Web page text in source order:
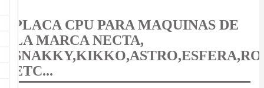
PLACA CPU ​​​​​​​PARA MAQUINAS DE
LA MARCA NECTA,
ETC...